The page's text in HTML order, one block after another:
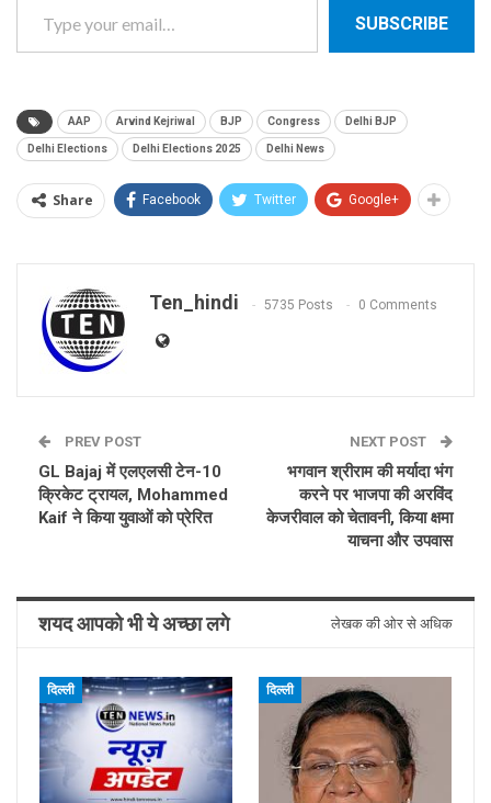
SUBSCRIBE
AAP Arvind Kejriwal BJP Congress Delhi BJP
Delhi Elections Delhi Elections 2025 Delhi News
Share Facebook Twitter Google+
Ten_hindi 5735 Posts 0 Comments
PREV POST
GL Bajaj में एलएलसी टेन-10
क्रिकेट ट्रायल, Mohammed
Kaif ने किया युवाओं को प्रेरित
NEXT POST
भगवान श्रीराम की मर्यादा भंग
करने पर भाजपा की अरविंद
केजरीवाल को चेतावनी, किया क्षमा
याचना और उपवास
शयद आपको भी ये अच्छा लगे लेखक की ओर से अधिक
दिल्ली दिल्ली